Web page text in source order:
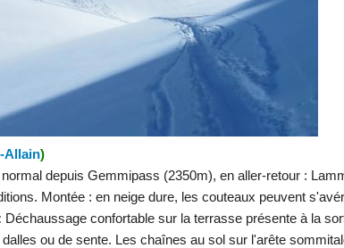
Allain)
depuis Gemmipass (2350m), en aller-retour :
Montée : en neige dure, les couteaux peuvent
Déchaussage confortable sur la terrasse présente à la
ou de sente. Les chaînes au sol sur l'arête